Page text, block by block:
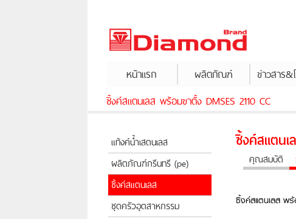
หน้าแรก ผลิตภัณฑ์ ข่าวสาร&
ซิ้งค์สแตนเลส พร้อมขาตั้ง DMSES 2110 CC
แท้งค์น้ำเสตนเลส
ผลิตภัณฑ์กรีนทรี (pe)
ซิ้งค์สแตนเลส
ชุดครัวอุตสาหกรรม
ซิ้งค์สแตนเ
คุณสมบัติ
ซิ้งค์สแตนเลส พ